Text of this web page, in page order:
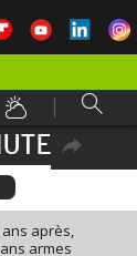
ans après,
armes